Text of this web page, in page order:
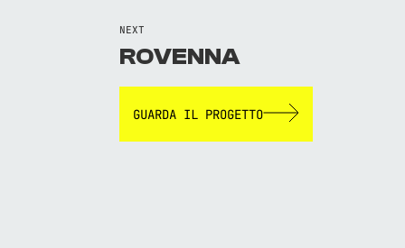
NEXT
ROVENNA
GUARDA IL PROGETTO